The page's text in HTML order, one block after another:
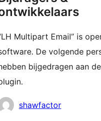
Multipart Email” is
De volgende
bijgedragen aan
shawfactor